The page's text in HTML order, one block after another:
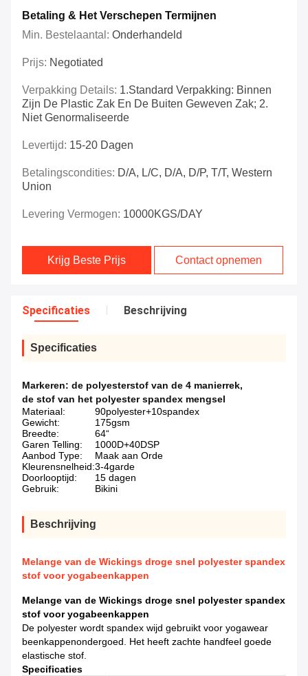
Betaling & Het Verschepen Termijnen
Min. Bestelaantal: Onderhandeld
Prijs: Negotiated
Verpakking Details: 1.Standard Verpakking: Binnen
Zijn De Plastic Zak En De Buiten Geweven Zak; 2.
Niet Genormaliseerde
Levertijd: 15-20 Dagen
Betalingscondities: D/A, L/C, D/A, D/P, T/T, Western
Union
Levering Vermogen: 10000KGS/DAY
Krijg Beste Prijs Contact opnemen
Specificaties Beschrijving
Specificaties
Markeren: de polyesterstof van de 4 manierrek,
de stof van het polyester spandex mengsel
Materiaal:
90polyester+10spandex
Gewicht:
175gsm
Breedte:
64“
Garen Telling:
1000D+40DSP
Aanbod Type:
Maak aan Orde
Kleurensnelheid:3-4garde
Doorlooptijd:
15 dagen
Gebruik:
Bikini
Beschrijving
Melange van de Wickings droge snel polyester spandex
stof voor yogabeenkappen
Melange van de Wickings droge snel polyester spandex
stof voor yogabeenkappen
De polyester wordt spandex wijd gebruikt voor yogawear
beenkappenondergoed. Het heeft zachte handfeel goede
elastische stof.
Specificaties